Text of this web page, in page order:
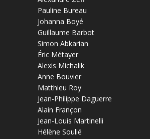
Pauline Bureau
Johanna Boyé
Guillaume Barbot
Simon Abkarian
Éric Métayer
Alexis Michalik
Anne Bouvier
Matthieu Roy
Jean-Philippe Daguerre
Alain Françon
Jean-Louis Martinelli
Hélène Soulié